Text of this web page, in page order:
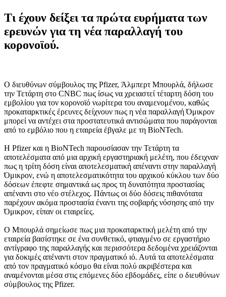
Τι έχουν δείξει τα πρώτα ευρήματα των
ερευνών για τη νέα παραλλαγή του
κορονοϊού.
Ο διευθύνων σύμβουλος της Pfizer, Άλμπερτ Μπουρλά, δήλωσε
την Τετάρτη στο CNBC πως ίσως να χρειαστεί τέταρτη δόση του
εμβολίου για τον κορονοϊό νωρίτερα του αναμενομένου, καθώς
προκαταρκτικές έρευνες δείχνουν πως η νέα παραλλαγή Όμικρον
μπορεί να αντέχει στα προστατευτικά αντισώματα που παράγονται
από το εμβόλιο που η εταιρεία έβγαλε με τη BioNTech.
Η Pfizer και η BioNTech παρουσίασαν την Τετάρτη τα
αποτελέσματα από μια αρχική εργαστηριακή μελέτη, που έδειχναν
πως η τρίτη δόση είναι αποτελεσματική απέναντι στην παραλλαγή
Όμικρον, ενώ η αποτελεσματικότητα του αρχικού κύκλου των δύο
δόσεων έπεφτε σημαντικά ως προς τη δυνατότητα προστασίας
απέναντι στο νέο στέλεχος. Πάντως οι δύο δόσεις πιθανότατα
παρέχουν ακόμα προστασία έναντι της σοβαρής νόσησης από την
Όμικρον, είπαν οι εταιρείες.
Ο Μπουρλά σημείωσε πως μια προκαταρκτική μελέτη από την
εταιρεία βασίστηκε σε ένα συνθετικό, φτιαγμένο σε εργαστήριο
αντίγραφο της παραλλαγής και περισσότερα δεδομένα χρειάζονται
για δοκιμές απέναντι στον πραγματικό ιό. Αυτά τα αποτελέσματα
από τον πραγματικό κόσμο θα είναι πολύ ακριβέστερα και
αναμένονται μέσα στις επόμενες δύο εβδομάδες, είπε ο διευθύνων
σύμβουλος της Pfizer.